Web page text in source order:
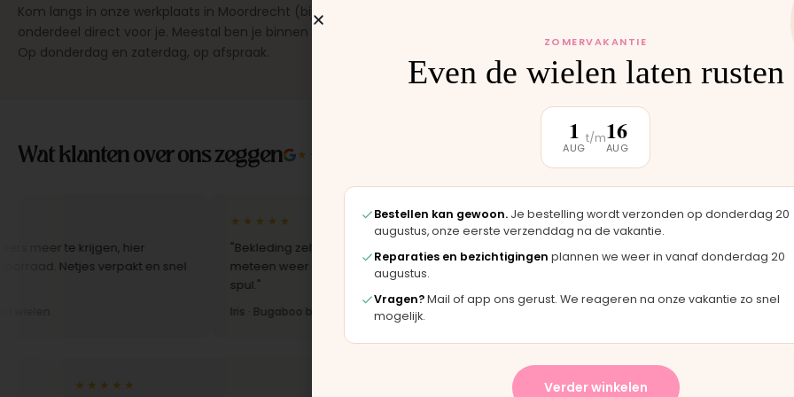
Kom langs in onze werkplaats in Moordrecht (bij Gouda), dan monteren wij het
onderdeel direct voor je. Meestal ben je binnen 15 tot 20 minuten weer buiten.
Op donderdag en zaterdag, op afspraak.
Wat klanten over ons zeggen ★★★★★
te krijgen, hier
verpakt en snel
★★★★★
"Bekleding zelf vervangen met de set, zag er
meteen weer als nieuw uit. Duidelijk origineel
Iris · Bugaboo bekleding
★★★★★
"Langsgekomen in Moordrecht en het
onderdeel werd er direct opgezet. Klaar
★★★★★
★★★★★
ZOMERVAKANTIE
Even de wielen laten rusten
1
AUG
t/m16
AUG
Bestellen kan gewoon. Je bestelling wordt verzonden op donderdag 20
augustus, onze eerste verzenddag na de vakantie.
Reparaties en bezichtigingen plannen we weer in vanaf donderdag 20
augustus.
Vragen?Mail of app ons gerust. We reageren na onze vakantie zo snel
mogelijk.
Verder winkelen